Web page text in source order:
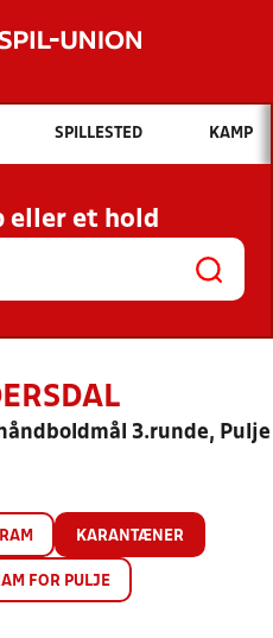
Hvad vil du søge efter?
INDHOLD OG NYHEDER
KLUBBER OG
SPILLESTED KAMP
eller et hold
3.runde, Pulje
KARANTÆNER
FOR PULJE